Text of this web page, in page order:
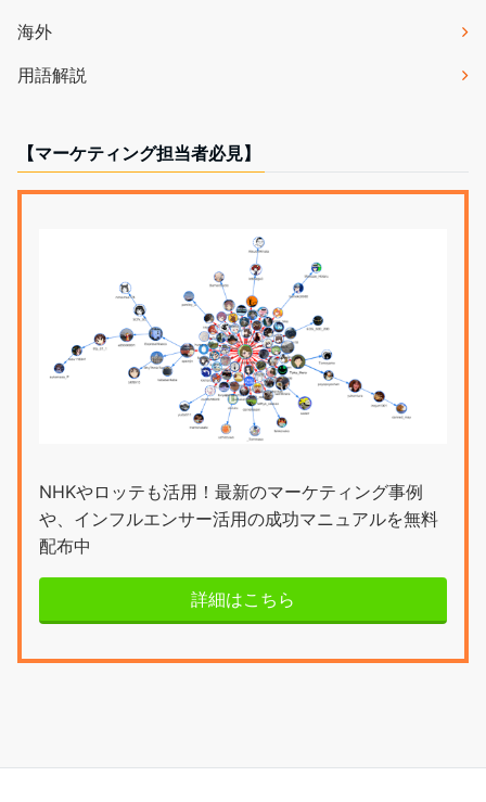
海外
用語解説
【マーケティング担当者必見】
NHKやロッテも活用！最新のマーケティング事例
や、インフルエンサー活用の成功マニュアルを無料
配布中
詳細はこちら